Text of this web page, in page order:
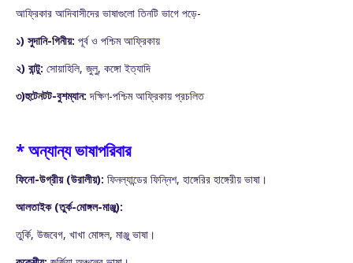
আফ্রিকার আদিবাসীদের ভাষাগুলো তিনটি ভাগে পড়ে-
১) সুদানি-গিনীয়: পূর্ব ও পশ্চিম আফ্রিকায়
২) বান্টু: সোয়াহিলি, জুলু, কঙ্গো ইত্যাদি
৩)হুটেনটট-বুশম্যান: দক্ষিণ-পশ্চিম আফ্রিকায় প্রচলিত
* অন্যান্য ভাষাপরিবার
ফিনো-উগ্রীয় (উরালীয়): ফিনল্যান্ডের ফিন্নিশ, হাঙ্গেরির হাঙ্গেরীয় ভাষা।
আলতাইক (তুর্ক-মোঙ্গল-মাঞ্জু):
তুর্কি, উজবেগ, খাখা মোঙ্গল, মাঞ্জু ভাষা।